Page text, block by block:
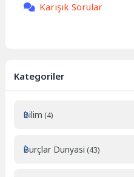
Karışık Sorular
Kategoriler
Bilim (4)
Burçlar Dunyasi (43)